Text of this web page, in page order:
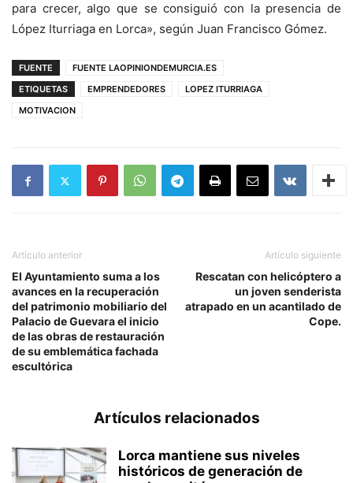
para crecer, algo que se consiguió con la presencia de
López Iturriaga en Lorca», según Juan Francisco Gómez.
FUENTE
FUENTE LAOPINIONDEMURCIA.ES
ETIQUETAS
EMPRENDEDORES
LOPEZ ITURRIAGA
MOTIVACION
Artículo anterior
El Ayuntamiento suma a los
avances en la recuperación
del patrimonio mobiliario del
Palacio de Guevara el inicio
de las obras de restauración
de su emblemática fachada
escultórica
Artículo siguiente
Rescatan con helicóptero a
un joven senderista
atrapado en un acantilado de
Cope.
Artículos relacionados
Lorca mantiene sus niveles
históricos de generación de